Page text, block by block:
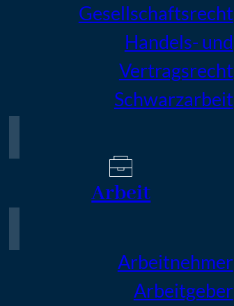
Gesellschaftsrecht
Handels- und
Vertragsrecht
Schwarzarbeit
Arbeit
Arbeitnehmer
Arbeitgeber